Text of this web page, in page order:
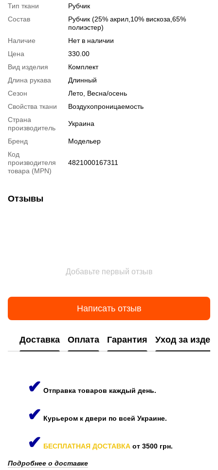
Тип ткани
Рубчик
Состав
Рубчик (25% акрил,10% вискоза,65%
полиэстер)
Наличие
Нет в наличии
Цена
330.00
Вид изделия
Комплект
Длина рукава
Длинный
Сезон
Лето, Весна/осень
Свойства ткани
Воздухопроницаемость
Страна
производитель
Украина
Бренд
Модельер
Код
производителя
товара (MPN)
4821000167311
Отзывы
Добавьте первый отзыв
Написать отзыв
Доставка Оплата Гарантия Уход за
✔ Отправка товаров каждый день.
✔ Курьером к двери по всей Украине.
✔ БЕСПЛАТНАЯ ДОСТАВКА от 3500 грн.
Подробнее о доставке